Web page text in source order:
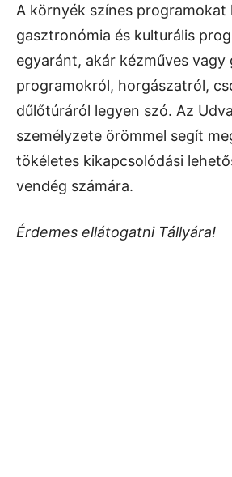
A környék színes programokat
gasztronómia és kulturális
egyaránt, akár kézműves vagy
programokról, horgászatról,
dűlőtúráról legyen szó. Az
személyzete örömmel segít
tökéletes kikapcsolódási
vendég számára.
Érdemes ellátogatni Tállyára!